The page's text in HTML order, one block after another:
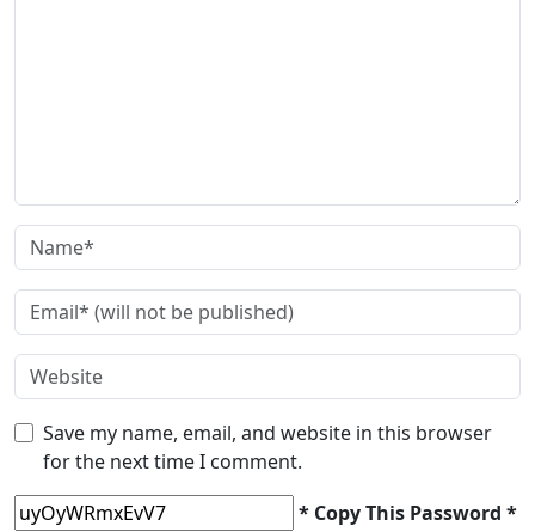
Save my name, email, and website in this browser
for the next time I comment.
* Copy This Password *